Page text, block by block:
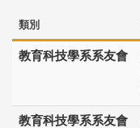
類別
教育科技學系系友會
教育科技學系系友會